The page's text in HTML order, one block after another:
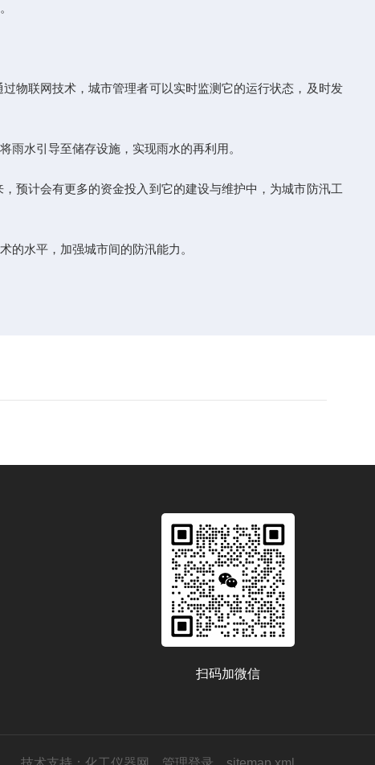
联网技术，城市管理者可以实时监测它的运行状态，及时发
水引导至储存设施，实现雨水的再利用。
计会有更多的资金投入到它的建设与维护中，为城市防汛工
水平，加强城市间的防汛能力。
扫码加微信